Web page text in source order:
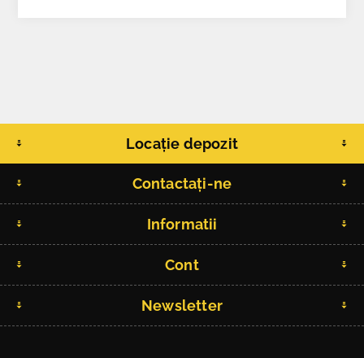
Locație depozit
Contactați-ne
Informatii
Cont
Newsletter